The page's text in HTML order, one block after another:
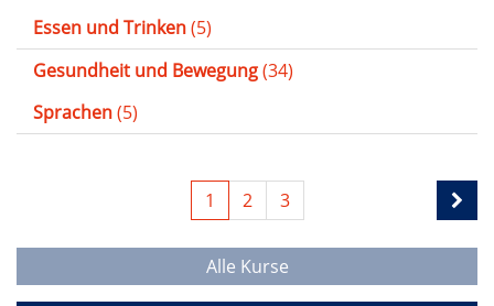
Essen und Trinken(5)
Gesundheit und Bewegung(34)
Sprachen(5)
1 2 3
Alle Kurse